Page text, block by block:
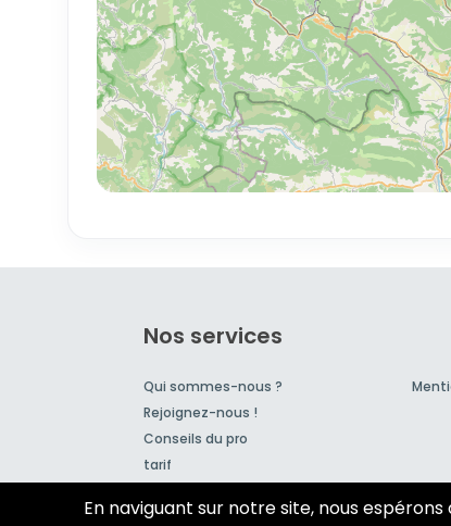
Nos services
Qui sommes-nous ?
Rejoignez-nous !
Conseils du pro
tarif
En naviguant sur notre site, nous